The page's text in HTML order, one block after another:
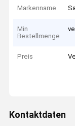
Markenname
Min
Bestellmenge
Preis
Kontaktdaten